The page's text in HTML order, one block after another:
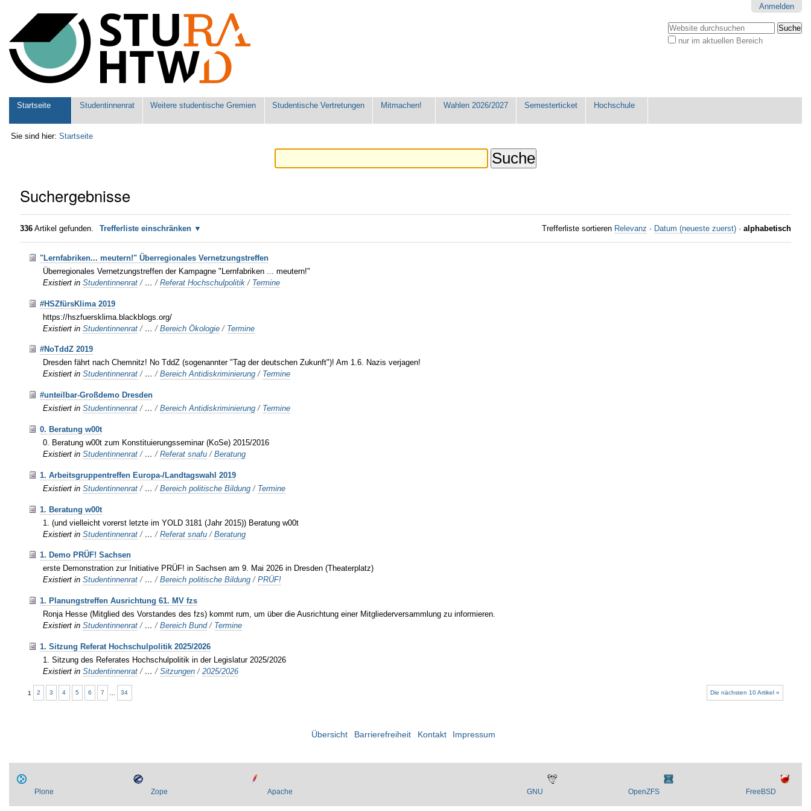
Werkzeuge
Anmelden
Website durchsuchen
nur im aktuellen Bereich
Sektionen
Startseite Studentinnenrat Weitere studentische Gremien Studentische Vertretungen Mitmachen! Wahlen 2026/2027 Semesterticket Hochschule
Sie sind hier: Startseite
Suchergebnisse
336 Artikel gefunden. Trefferliste einschränken Trefferliste sortieren Relevanz · Datum (neueste zuerst) · alphabetisch
"Lernfabriken... meutern!" Überregionales Vernetzungstreffen
Überregionales Vernetzungstreffen der Kampagne "Lernfabriken ... meutern!"
Existiert in Studentinnenrat / …/Referat Hochschulpolitik / Termine
#HSZfürsKlima 2019
https://hszfuersklima.blackblogs.org/
Existiert in Studentinnenrat / …/Bereich Ökologie / Termine
#NoTddZ 2019
Dresden fährt nach Chemnitz! No TddZ (sogenannter "Tag der deutschen Zukunft")! Am 1.6. Nazis verjagen!
Existiert in Studentinnenrat / …/Bereich Antidiskriminierung / Termine
#unteilbar-Großdemo Dresden
Existiert in Studentinnenrat / …/Bereich Antidiskriminierung / Termine
0. Beratung w00t
0. Beratung w00t zum Konstituierungsseminar (KoSe) 2015/2016
Existiert in Studentinnenrat / …/Referat snafu /Beratung
1. Arbeitsgruppentreffen Europa-/Landtagswahl 2019
Existiert in Studentinnenrat / …/Bereich politische Bildung / Termine
1. Beratung w00t
1. (und vielleicht vorerst letzte im YOLD 3181 (Jahr 2015)) Beratung w00t
Existiert in Studentinnenrat / …/Referat snafu /Beratung
1. Demo PRÜF! Sachsen
erste Demonstration zur Initiative PRÜF! in Sachsen am 9. Mai 2026 in Dresden (Theaterplatz)
Existiert in Studentinnenrat / …/Bereich politische Bildung /PRÜF!
1. Planungstreffen Ausrichtung 61. MV fzs
Ronja Hesse (Mitglied des Vorstandes des fzs) kommt rum, um über die Ausrichtung einer Mitgliederversammlung zu informieren.
Existiert in Studentinnenrat / …/Bereich Bund / Termine
1. Sitzung Referat Hochschulpolitik 2025/2026
1. Sitzung des Referates Hochschulpolitik in der Legislatur 2025/2026
Existiert in Studentinnenrat / …/Sitzungen /2025/2026
Die nächsten 10 Artikel »
1 2 3 4 5 6 7 34
Übersicht Barrierefreiheit Kontakt Impressum
Plone Zope Apache GNU OpenZFS FreeBSD